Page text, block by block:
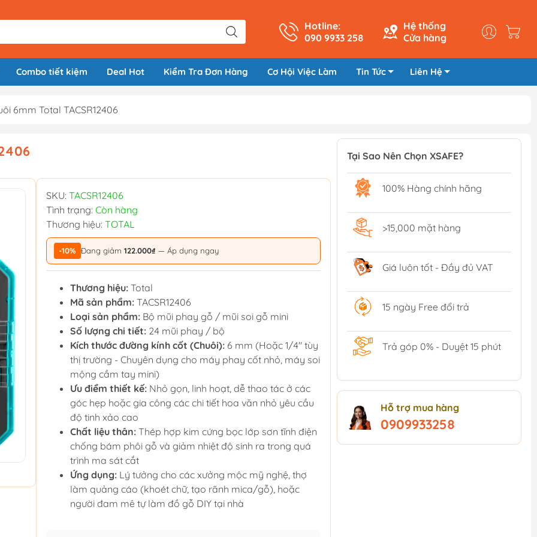
Hotline:
090 9933 258
Hệ thống
Cửa hàng
Combo tiết kiệm Deal Hot Kiểm Tra Đơn Hàng Cơ Hội Việc Làm Tin Tức Liên Hệ
6mm Total TACSR12406
SKU: TACSR12406
Tình trạng: Còn hàng
Thương hiệu: TOTAL
-10% Đang giảm 122.000₫ — Áp dụng ngay
Thương hiệu: Total
Mã sản phẩm: TACSR12406
Loại sản phẩm: Bộ mũi phay gỗ / mũi soi gỗ mini
Số lượng chi tiết: 24 mũi phay / bộ
Kích thước đường kính cốt (Chuôi): 6 mm (Hoặc 1/4" tùy
thị trường - Chuyên dụng cho máy phay cốt nhỏ, máy soi
mộng cầm tay mini)
Ưu điểm thiết kế: Nhỏ gọn, linh hoạt, dễ thao tác ở các
góc hẹp hoặc gia công các chi tiết hoa văn nhỏ yêu cầu
độ tinh xảo cao
Chất liệu thân: Thép hợp kim cứng bọc lớp sơn tĩnh điện
chống bám phôi gỗ và giảm nhiệt độ sinh ra trong quá
trình ma sát cắt
Ứng dụng: Lý tưởng cho các xưởng mộc mỹ nghệ, thợ
làm quảng cáo (khoét chữ, tạo rãnh mica/gỗ), hoặc
người đam mê tự làm đồ gỗ DIY tại nhà
Tại Sao Nên Chọn XSAFE?
100% Hàng chính hãng
>15,000 mặt hàng
Giá luôn tốt - Đầy đủ VAT
15 ngày Free đổi trả
Trả góp 0% - Duyệt 15 phút
Hỗ trợ mua hàng
0909933258